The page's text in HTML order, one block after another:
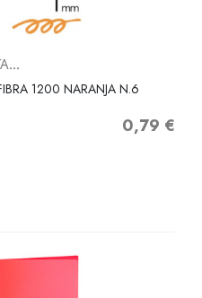
1200 NARANJA N.6
Precio
0,79 €